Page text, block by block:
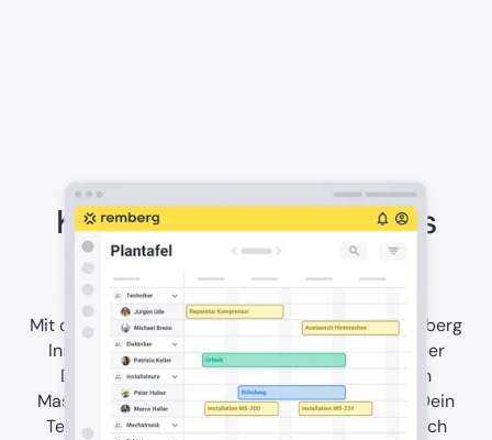
Koordiniere deine Teams
und Assets reibungslos
Mit der Plantafel & Ressourcen-Funktion der remberg
Instandhaltungssoftware kannst du Aufgaben per
Drag-and-Drop zuweisen und den Einsatz von
Maschinen und Mitarbeitenden nahtlos planen. Dein
Team wird automatisch benachrichtigt, wenn sich